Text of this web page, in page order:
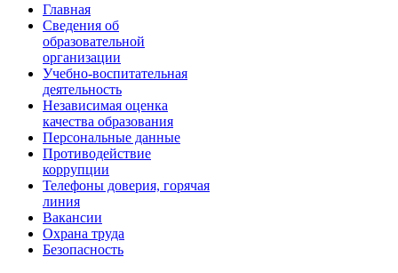
Главная
Сведения об
образовательной
организации
Учебно-воспитательная
деятельность
Независимая оценка
качества образования
Персональные данные
Противодействие
коррупции
Телефоны доверия, горячая
линия
Вакансии
Охрана труда
Безопасность